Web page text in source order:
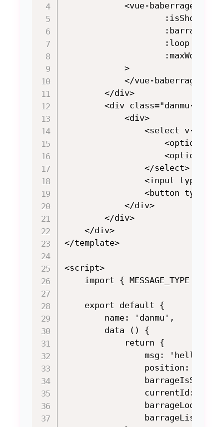
            <vue-baberrage
:isShow =
:loop =
            >
            </vue-baberrage>
        </div>
<div class="danmu-
            <div>
<select v-
<option
<option
                </select>
<input
<button
            </div>
        </div>
    </div>
</template>
<script>
import { MESSAGE_TYPE }
    export default {
        name: 'danmu',
        data () {
            return {
msg: 'hello 自如
                position: 'top',
barrageIsShow:
                currentId: 0,
barrageLoop:
                barrageList: []